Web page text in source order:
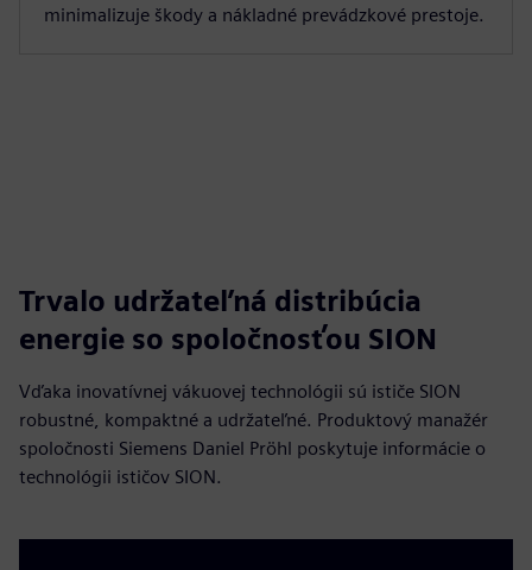
minimalizuje škody a nákladné prevádzkové prestoje.
Trvalo udržateľná distribúcia
energie so spoločnosťou SION
Vďaka inovatívnej vákuovej technológii sú ističe SION
robustné, kompaktné a udržateľné. Produktový manažér
spoločnosti Siemens Daniel Pröhl poskytuje informácie o
technológii ističov SION.